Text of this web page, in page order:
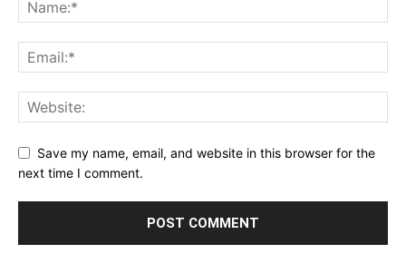
Save my name, email, and website in this browser for the
next time I comment.